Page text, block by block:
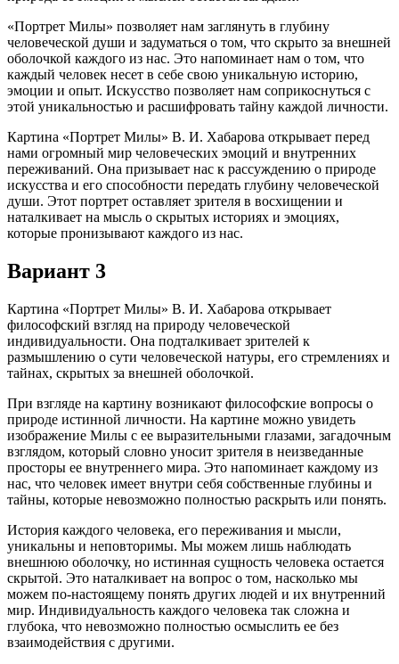
«Портрет Милы» позволяет нам заглянуть в глубину
человеческой души и задуматься о том, что скрыто за внешней
оболочкой каждого из нас. Это напоминает нам о том, что
каждый человек несет в себе свою уникальную историю,
эмоции и опыт. Искусство позволяет нам соприкоснуться с
этой уникальностью и расшифровать тайну каждой личности.
Картина «Портрет Милы» В. И. Хабарова открывает перед
нами огромный мир человеческих эмоций и внутренних
переживаний. Она призывает нас к рассуждению о природе
искусства и его способности передать глубину человеческой
души. Этот портрет оставляет зрителя в восхищении и
наталкивает на мысль о скрытых историях и эмоциях,
которые пронизывают каждого из нас.
Вариант 3
Картина «Портрет Милы» В. И. Хабарова открывает
философский взгляд на природу человеческой
индивидуальности. Она подталкивает зрителей к
размышлению о сути человеческой натуры, его стремлениях и
тайнах, скрытых за внешней оболочкой.
При взгляде на картину возникают философские вопросы о
природе истинной личности. На картине можно увидеть
изображение Милы с ее выразительными глазами, загадочным
взглядом, который словно уносит зрителя в неизведанные
просторы ее внутреннего мира. Это напоминает каждому из
нас, что человек имеет внутри себя собственные глубины и
тайны, которые невозможно полностью раскрыть или понять.
История каждого человека, его переживания и мысли,
уникальны и неповторимы. Мы можем лишь наблюдать
внешнюю оболочку, но истинная сущность человека остается
скрытой. Это наталкивает на вопрос о том, насколько мы
можем по-настоящему понять других людей и их внутренний
мир. Индивидуальность каждого человека так сложна и
глубока, что невозможно полностью осмыслить ее без
взаимодействия с другими.